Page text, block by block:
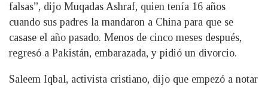
falsas”, dijo Muqadas Ashraf, quien tenía 16 años
cuando sus padres la mandaron a China para que se
casase el año pasado. Menos de cinco meses después,
regresó a Pakistán, embarazada, y pidió un divorcio.
Saleem Iqbal, activista cristiano, dijo que empezó a notar